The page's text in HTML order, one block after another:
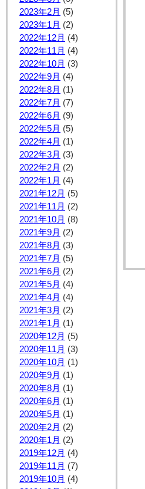
2023年2月 (5)
2023年1月 (2)
2022年12月 (4)
2022年11月 (4)
2022年10月 (3)
2022年9月 (4)
2022年8月 (1)
2022年7月 (7)
2022年6月 (9)
2022年5月 (5)
2022年4月 (1)
2022年3月 (3)
2022年2月 (2)
2022年1月 (4)
2021年12月 (5)
2021年11月 (2)
2021年10月 (8)
2021年9月 (2)
2021年8月 (3)
2021年7月 (5)
2021年6月 (2)
2021年5月 (4)
2021年4月 (4)
2021年3月 (2)
2021年1月 (1)
2020年12月 (5)
2020年11月 (3)
2020年10月 (1)
2020年9月 (1)
2020年8月 (1)
2020年6月 (1)
2020年5月 (1)
2020年2月 (2)
2020年1月 (2)
2019年12月 (4)
2019年11月 (7)
2019年10月 (4)